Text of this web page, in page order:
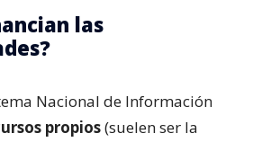
las
Nacional de Información
propios(suelen ser la